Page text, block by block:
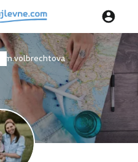
m.volbrechtova